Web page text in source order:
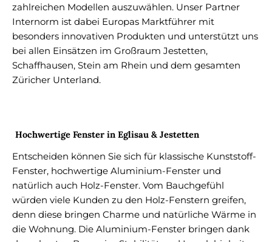
zahlreichen Modellen auszuwählen. Unser Partner
Internorm ist dabei Europas Marktführer mit
besonders innovativen Produkten und unterstützt uns
bei allen Einsätzen im Großraum Jestetten,
Schaffhausen, Stein am Rhein und dem gesamten
Züricher Unterland.
Hochwertige Fenster in Eglisau & Jestetten
Entscheiden können Sie sich für klassische Kunststoff-
Fenster, hochwertige Aluminium-Fenster und
natürlich auch Holz-Fenster. Vom Bauchgefühl
würden viele Kunden zu den Holz-Fenstern greifen,
denn diese bringen Charme und natürliche Wärme in
die Wohnung. Die Aluminium-Fenster bringen dank